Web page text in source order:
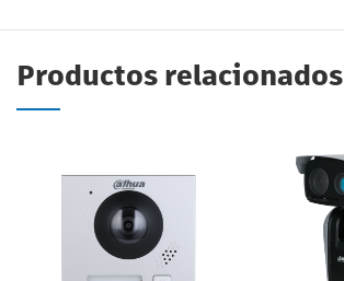
Productos relacionados